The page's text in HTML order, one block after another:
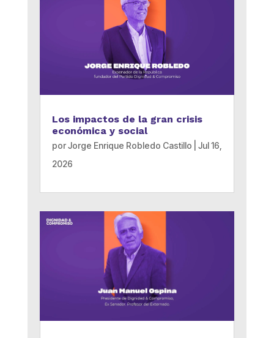
Los impactos de la gran crisis
económica y social
porJorge Enrique Robledo Castillo
Jul 16,
2026